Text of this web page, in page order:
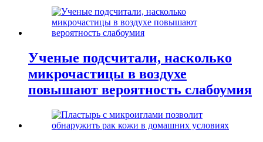
Ученые подсчитали, насколько
микрочастицы в воздухе
повышают вероятность слабоумия